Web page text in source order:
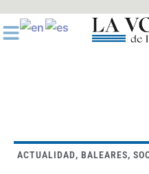
al
contenido
ACTUALIDAD, BALEARES,